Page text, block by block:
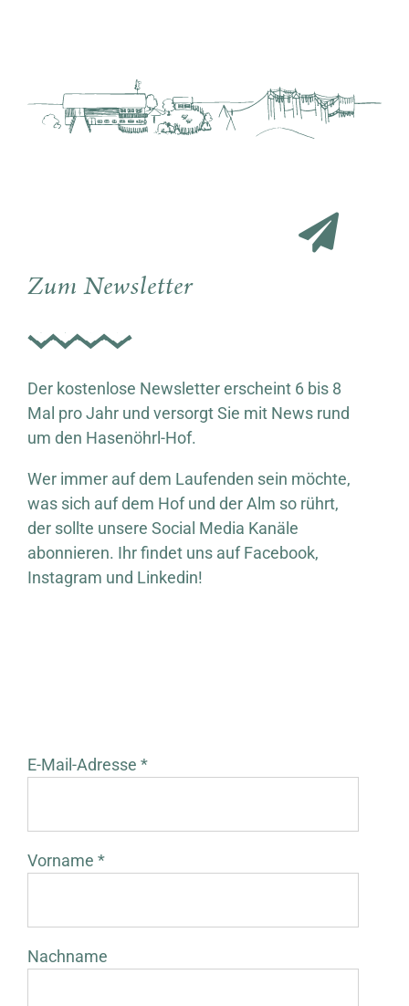
Zum Newsletter
Der kostenlose Newsletter erscheint 6 bis 8
Mal pro Jahr und versorgt Sie mit News rund
um den Hasenöhrl-Hof.
Wer immer auf dem Laufenden sein möchte,
was sich auf dem Hof und der Alm so rührt,
der sollte unsere Social Media Kanäle
abonnieren. Ihr findet uns auf Facebook,
Instagram und Linkedin!
E-Mail-Adresse *
Vorname *
Nachname